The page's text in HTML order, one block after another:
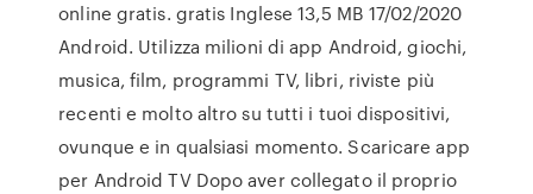
online gratis. gratis Inglese 13,5 MB 17/02/2020
Android. Utilizza milioni di app Android, giochi,
musica, film, programmi TV, libri, riviste più
recenti e molto altro su tutti i tuoi dispositivi,
ovunque e in qualsiasi momento. Scaricare app
per Android TV Dopo aver collegato il proprio